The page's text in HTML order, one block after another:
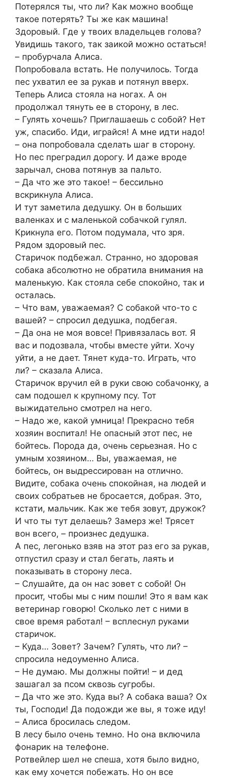
Потерялся ты, что ли? Как можно вообще
такое потерять? Ты же как машина!
Здоровый. Где у твоих владельцев голова?
Увидишь такого, так заикой можно остаться!
– пробурчала Алиса.
Попробовала встать. Не получилось. Тогда
пес ухватил ее за рукав и потянул вверх.
Теперь Алиса стояла на ногах. А он
продолжал тянуть ее в сторону, в лес.
– Гулять хочешь? Приглашаешь с собой? Нет
уж, спасибо. Иди, играйся! А мне идти надо!
– она попробовала сделать шаг в сторону.
Но пес преградил дорогу. И даже вроде
зарычал, снова потянув за пальто.
– Да что же это такое! – бессильно
вскрикнула Алиса.
И тут заметила дедушку. Он в больших
валенках и с маленькой собачкой гулял.
Крикнула его. Потом подумала, что зря.
Рядом здоровый пес.
Старичок подбежал. Странно, но здоровая
собака абсолютно не обратила внимания на
маленькую. Как стояла себе спокойно, так и
осталась.
– Что вам, уважаемая? С собакой что-то с
вашей? – спросил дедушка, подбегая.
– Да она не моя вовсе! Привязалась вот. Я
вас и подозвала, чтобы вместе уйти. Хочу
уйти, а не дает. Тянет куда-то. Играть, что
ли? – сказала Алиса.
Старичок вручил ей в руки свою собачонку, а
сам подошел к крупному псу. Тот
выжидательно смотрел на него.
– Надо же, какой умница! Прекрасно тебя
хозяин воспитал! Не опасный этот пес, не
бойтесь. Порода да, очень серьезная. Но с
умным хозяином… Вы, уважаемая, не
бойтесь, он выдрессирован на отлично.
Видите, собака очень спокойная, на людей и
своих собратьев не бросается, добрая. Это,
кстати, мальчик. Как же тебя зовут, дружок?
И что ты тут делаешь? Замерз же! Трясет
вон всего, – произнес дедушка.
А пес, легонько взяв на этот раз его за рукав,
отпустил сразу и стал бегать, лаять и
показывать в сторону леса.
– Слушайте, да он нас зовет с собой! Он
просит, чтобы мы с ним пошли! Это я вам как
ветеринар говорю! Сколько лет с ними в
свое время работал! – всплеснул руками
старичок.
– Куда… Зовет? Зачем? Гулять, что ли? –
спросила недоуменно Алиса.
– Не думаю. Мы должны пойти! – и дед
зашагал за псом сквозь сугробы.
– Да что же это. Куда вы? А собака ваша? Ох
ты, Господи! Да подожди же вы, я тоже иду!
– Алиса бросилась следом.
В лесу было очень темно. Но она включила
фонарик на телефоне.
Ротвейлер шел не спеша, хотя было видно,
как ему хочется побежать. Но он все